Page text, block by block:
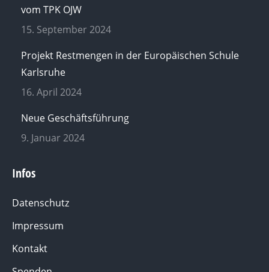
vom TPK OJW
15. September 2024
Projekt Restmengen in der Europäischen Schule
Karlsruhe
16. April 2024
Neue Geschäftsführung
9. Januar 2024
Infos
Datenschutz
Impressum
Kontakt